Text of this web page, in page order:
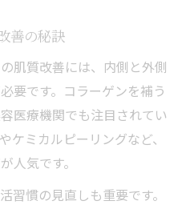
コラーゲンケアのポイ
善とコラーゲンの秘訣
美容医療アプローチ
な美容医療の選び方
質改善と美肌の関係
る最新美容医療の魅力
善の秘訣
肌質改善には、内側と外側
要です。コラーゲンを補う
医療機関でも注目されてい
ケミカルピーリングなど、
人気です。
習慣の見直しも重要です。